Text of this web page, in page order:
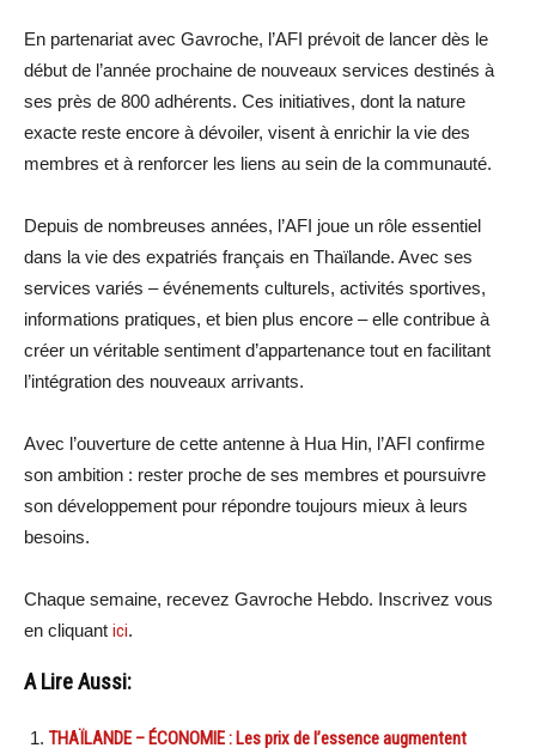
En partenariat avec Gavroche, l’AFI prévoit de lancer dès le
début de l’année prochaine de nouveaux services destinés à
ses près de 800 adhérents. Ces initiatives, dont la nature
exacte reste encore à dévoiler, visent à enrichir la vie des
membres et à renforcer les liens au sein de la communauté.
Depuis de nombreuses années, l’AFI joue un rôle essentiel
dans la vie des expatriés français en Thaïlande. Avec ses
services variés – événements culturels, activités sportives,
informations pratiques, et bien plus encore – elle contribue à
créer un véritable sentiment d’appartenance tout en facilitant
l’intégration des nouveaux arrivants.
Avec l’ouverture de cette antenne à Hua Hin, l’AFI confirme
son ambition : rester proche de ses membres et poursuivre
son développement pour répondre toujours mieux à leurs
besoins.
Chaque semaine, recevez Gavroche Hebdo. Inscrivez vous
en cliquant ici.
A Lire Aussi:
THAÏLANDE – ÉCONOMIE : Les prix de l’essence augmentent